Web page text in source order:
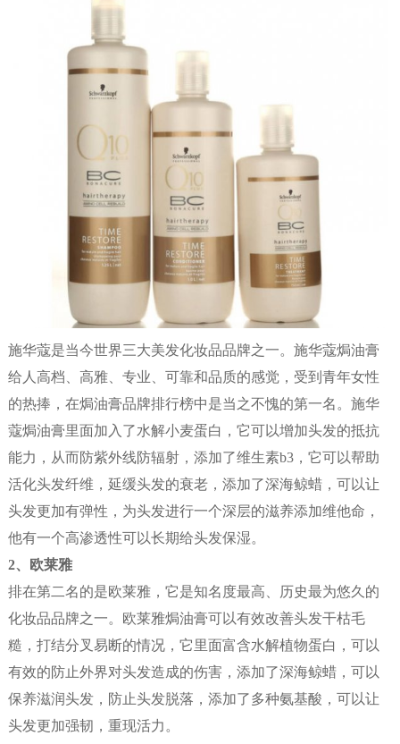
施华蔻是当今世界三大美发化妆品品牌之一。施华蔻焗油膏
给人高档、高雅、专业、可靠和品质的感觉，受到青年女性
的热捧，在焗油膏品牌排行榜中是当之不愧的第一名。施华
蔻焗油膏里面加入了水解小麦蛋白，它可以增加头发的抵抗
能力，从而防紫外线防辐射，添加了维生素b3，它可以帮助
活化头发纤维，延缓头发的衰老，添加了深海鲸蜡，可以让
头发更加有弹性，为头发进行一个深层的滋养添加维他命，
他有一个高渗透性可以长期给头发保湿。
2、欧莱雅
排在第二名的是欧莱雅，它是知名度最高、历史最为悠久的
化妆品品牌之一。欧莱雅焗油膏可以有效改善头发干枯毛
糙，打结分叉易断的情况，它里面富含水解植物蛋白，可以
有效的防止外界对头发造成的伤害，添加了深海鲸蜡，可以
保养滋润头发，防止头发脱落，添加了多种氨基酸，可以让
头发更加强韧，重现活力。